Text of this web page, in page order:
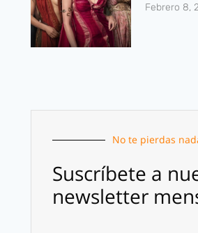
Febrero 8,
No te pierdas
Suscríbete a
newsletter